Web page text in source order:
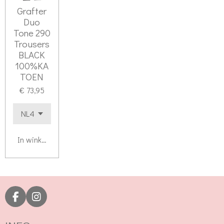
Grafter
Duo
Tone 290
Trousers
BLACK
100%KA
TOEN
€ 73,95
In winkelwagen
F
a
I
n